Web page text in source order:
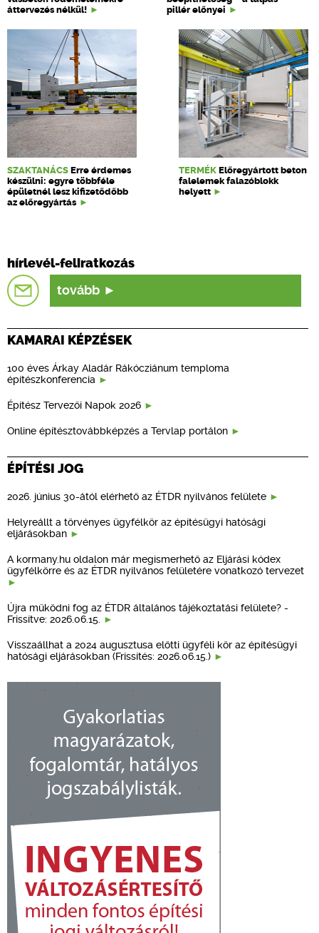
áttervezés nélkül!
pillér előnyei
SZAKTANÁCS Erre érdemes
készülni: egyre többféle
épületnél lesz kifizetődőbb
az előregyártás
TERMÉK Előregyártott beton
falelemek falazóblokk
helyett
hírlevél-feliratkozás
tovább
KAMARAI KÉPZÉSEK
100 éves Árkay Aladár Rákócziánum temploma
építészkonferencia
Építész Tervezői Napok 2026
Online építésztovábbképzés a Tervlap portálon
ÉPÍTÉSI JOG
2026. június 30-ától elérhető az ÉTDR nyilvános felülete
Helyreállt a törvényes ügyfélkör az építésügyi hatósági
eljárásokban
A kormany.hu oldalon már megismerhető az Eljárási kódex
ügyfélkörre és az ÉTDR nyilvános felületére vonatkozó tervezet
Újra működni fog az ÉTDR általános tájékoztatási felülete? -
Frissítve: 2026.06.15.
Visszaállhat a 2024 augusztusa előtti ügyféli kör az építésügyi
hatósági eljárásokban (Frissítés: 2026.06.15.)